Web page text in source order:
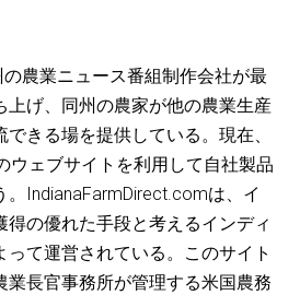
農業ニュース番組制作会社が最
上げ、同州の農家が他の農業生産
きる場を提供している。現在、
ウェブサイトを利用して自社製品
。IndianaFarmDirect.comは、イ
得の優れた手段と考えるインディ
って運営されている。このサイト
業長官事務所が管理する米国農務